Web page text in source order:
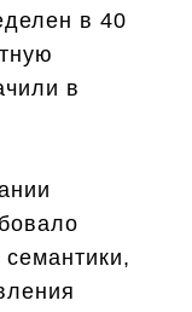
в 40
в
семантики,